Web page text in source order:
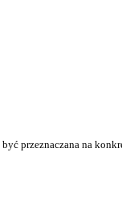
przeznaczana na